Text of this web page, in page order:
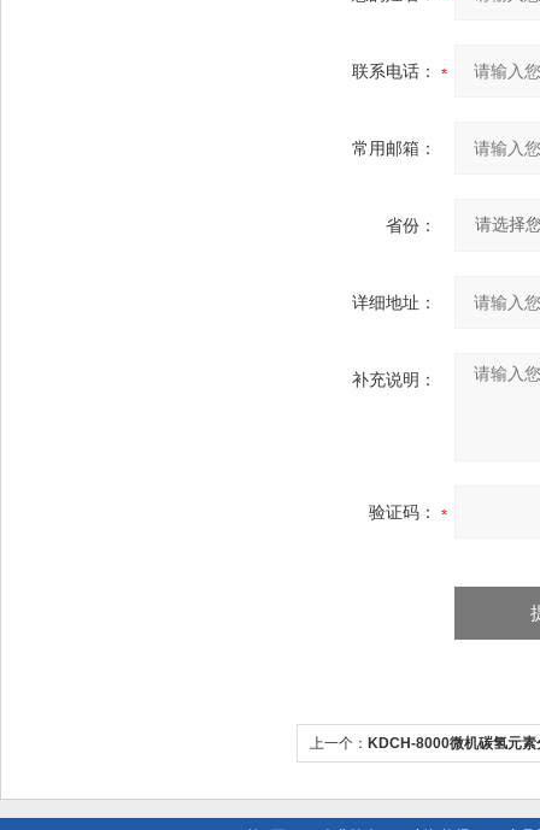
联系电话：
常用邮箱：
省份：
详细地址：
补充说明：
验证码：
上一个： KDCH-8000微机碳氢元素